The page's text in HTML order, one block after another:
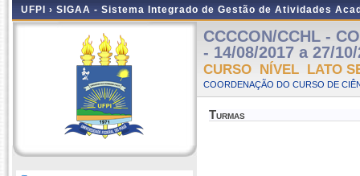
UFPI › SIGAA - Sistema Integrado de Gestão de Atividades
CCCCON/CCHL -
- 14/08/2017 a 27/
CURSO NÍVEL LATO
COORDENAÇÃO DO CURSO DE
Turmas